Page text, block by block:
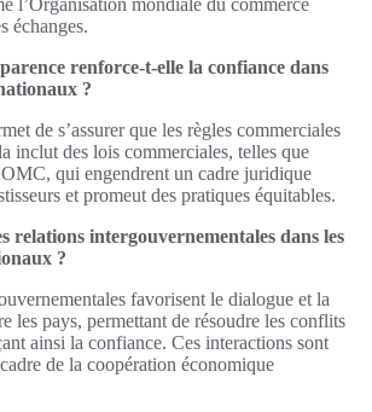
l’Organisation mondiale du commerce
échanges.
renforce-t-elle la confiance dans
?
de s’assurer que les règles commerciales
inclut des lois commerciales, telles que
qui engendrent un cadre juridique
et promeut des pratiques équitables.
relations intergouvernementales dans les
?
favorisent le dialogue et la
les pays, permettant de résoudre les conflits
ainsi la confiance. Ces interactions sont
de la coopération économique